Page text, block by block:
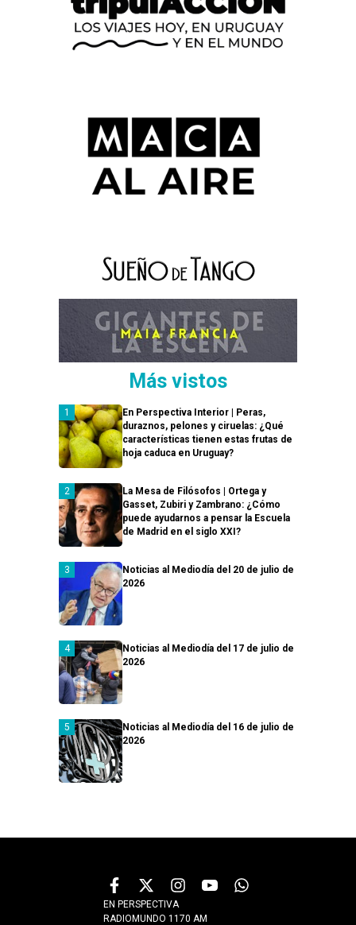
Más vistos
En Perspectiva Interior | Peras,
duraznos, pelones y ciruelas: ¿Qué
características tienen estas frutas de
hoja caduca en Uruguay?
La Mesa de Filósofos | Ortega y
Gasset, Zubiri y Zambrano: ¿Cómo
puede ayudarnos a pensar la Escuela
de Madrid en el siglo XXI?
Noticias al Mediodía del 20 de julio de
2026
Noticias al Mediodía del 17 de julio de
2026
Noticias al Mediodía del 16 de julio de
2026
EN PERSPECTIVA
RADIOMUNDO 1170 AM